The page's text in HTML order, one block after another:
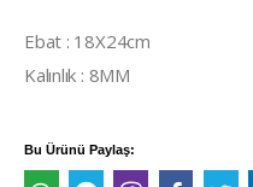
Ebat : 18X24cm
Kalınlık : 8MM
Bu Ürünü Paylaş: